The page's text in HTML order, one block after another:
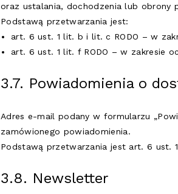
oraz ustalania, dochodzenia lub obrony
Podstawą przetwarzania jest:
art. 6 ust. 1 lit. b i lit. c RODO – w
art. 6 ust. 1 lit. f RODO – w zakresie
3.7. Powiadomienia o
Adres e-mail podany w formularzu
zamówionego powiadomienia.
Podstawą przetwarzania jest art. 6 ust.
3.8. Newsletter